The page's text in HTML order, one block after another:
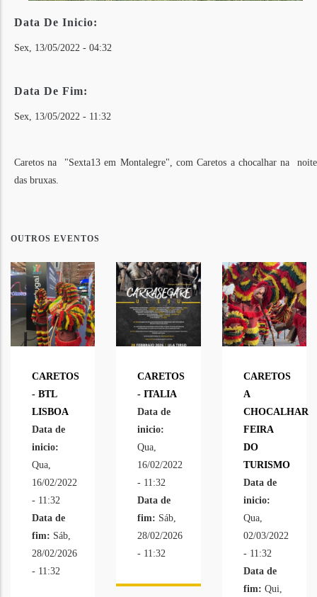
Data De Inicio:
Sex, 13/05/2022 - 04:32
Data De Fim:
Sex, 13/05/2022 - 11:32
Caretos na "Sexta13 em Montalegre", com Caretos a chocalhar na noite
das bruxas.
OUTROS EVENTOS
CARETOS
- BTL
LISBOA
Data de
inicio:
Qua,
16/02/2022
- 11:32
Data de
fim: Sáb,
28/02/2026
- 11:32
CARETOS
- ITALIA
Data de
inicio:
Qua,
16/02/2022
- 11:32
Data de
fim: Sáb,
28/02/2026
- 11:32
CARETOS
A
CHOCALHAR
FEIRA
DO
TURISMO
Data de
inicio:
Qua,
02/03/2022
- 11:32
Data de
fim: Qui,